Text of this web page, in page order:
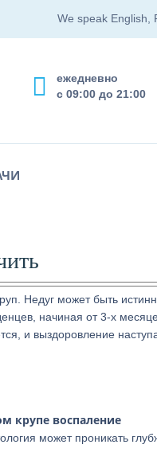
We speak English,
ежедневно
с 09:00 до 21:00
Недуг может быть
начиная от 3-х
и выздоровление
крупе воспаление
может проникать